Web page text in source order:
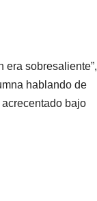
era sobresaliente”,
hablando de
bajo